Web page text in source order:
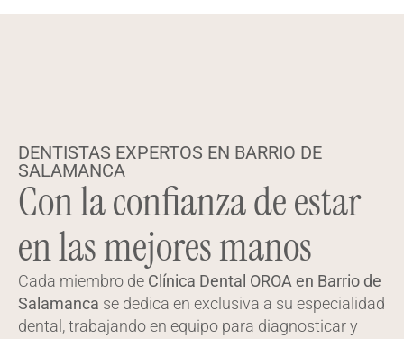
DENTISTAS EXPERTOS EN BARRIO DE
SALAMANCA
Con la confianza de estar
en las mejores manos
Cada miembro de Clínica Dental OROA en Barrio de
Salamanca se dedica en exclusiva a su especialidad
dental, trabajando en equipo para diagnosticar y